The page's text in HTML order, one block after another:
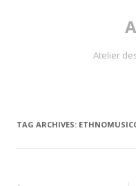
Atelier
TAG ARCHIVES: